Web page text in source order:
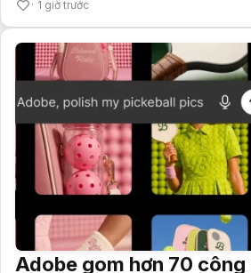
1 giờ trước
Adobe gom hơn 70 công